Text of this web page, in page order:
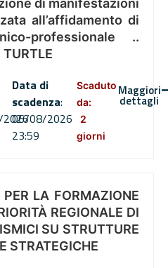
di manifestazioni
all’affidamento di
professionale ..
Data di
scadenza:
06/08/2026
23:59
Scaduto
da:
2
giorni
Maggiori
dettagli
LA FORMAZIONE
REGIONALE DI
SU STRUTTURE
STRATEGICHE